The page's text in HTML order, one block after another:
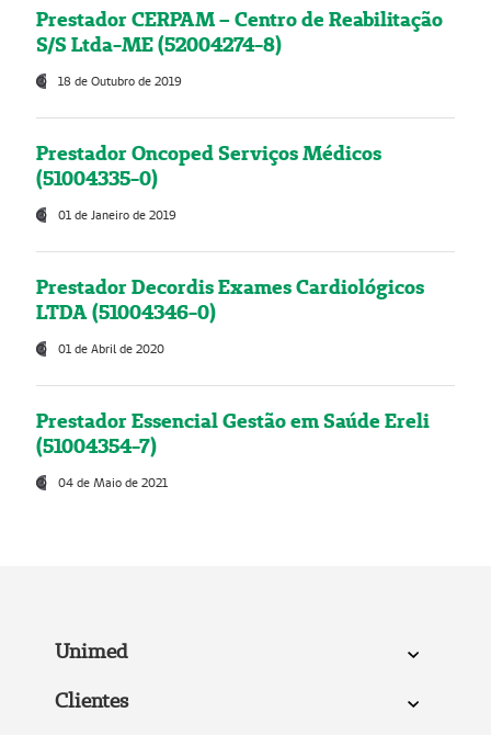
Prestador CERPAM – Centro de Reabilitação
S/S Ltda-ME (52004274-8)
18 de Outubro de 2019
Prestador Oncoped Serviços Médicos
(51004335-0)
01 de Janeiro de 2019
Prestador Decordis Exames Cardiológicos
LTDA (51004346-0)
01 de Abril de 2020
Prestador Essencial Gestão em Saúde Ereli
(51004354-7)
04 de Maio de 2021
Unimed
Clientes